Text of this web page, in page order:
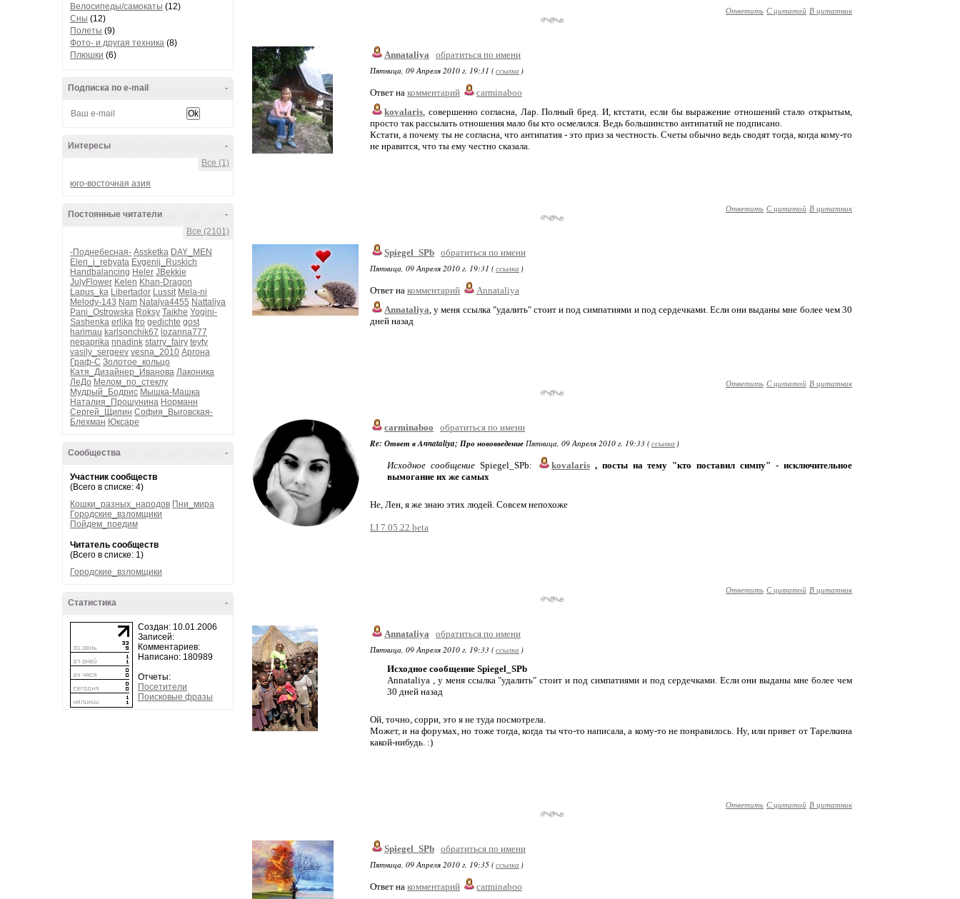
Велосипеды/самокаты (12)
Сны (12)
Полеты (9)
Фото- и другая техника (8)
Плюшки (6)
-
Подписка по e-mail
-
Интересы
Все (1)
юго-восточная азия
-
Постоянные читатели
Все (2101)
-Поднебесная- Assketka DAY_MEN
Elen_i_rebyata Evgenij_Ruskich
Handbalancing Heler JBekkie
JulyFlower Kelen Khan-Dragon
Lapus_ka Libertador Lussit Mela-ni
Melody-143 Nam Natalya4455 Nattaliya
Pani_Ostrowska Roksy Taikhe Yogini-
Sashenka erlika fro gedichte gost
harimau karlsonchik67 lozanna777
nepaprika nnadink starry_fairy teyty
vasily_sergeev vesna_2010 Аргона
Граф-С Золотое_кольцо
Катя_Дизайнер_Иванова Лаконика
ЛеДо Мелом_по_стеклу
Мудрый_Бодрис Мышка-Машка
Наталия_Прошунина Норманн
Сергей_Щипин София_Выговская-
Блехман Юксаре
-
Сообщества
Участник сообществ
(Всего в списке: 4)
Кошки_разных_народов Пни_мира
Городские_взломщики
Пойдем_поедим
Читатель сообществ
(Всего в списке: 1)
Городские_взломщики
-
Статистика
Создан: 10.01.2006
Записей:
Комментариев:
Написано: 180989
Отчеты:
Посетители
Поисковые фразы
Ответить С цитатой В цитатник
Annataliya
обратиться по имени
Пятница, 09 Апреля 2010 г. 19:31 (ссылка )
Ответ на комментарий
carminaboo
kovalaris, совершенно согласна, Лар. Полный бред. И, ктстати, если бы выражение отношений стало открытым,
просто так рассылать отношения мало бы кто осмелился. Ведь большинство антипатий не подписано.
Кстати, а почему ты не согласна, что антипатия - это приз за честность. Счеты обычно ведь сводят тогда, когда кому-то
не нравится, что ты ему честно сказала.
Ответить С цитатой В цитатник
Spiegel_SPb обратиться по имени
Пятница, 09 Апреля 2010 г. 19:31 (ссылка )
Ответ на комментарий
Annataliya
Annataliya, у меня ссылка "удалить" стоит и под симпатиями и под сердечками. Если они выданы мне более чем 30
дней назад
Ответить С цитатой В цитатник
carminaboo обратиться по имени
Re: Ответ в Annataliya; Про нововведение Пятница, 09 Апреля 2010 г. 19:33 (ссылка )
Исходное сообщение Spiegel_SPb: kovalaris, посты на тему "кто поставил симпу" - исключительное
вымогание их же самых
Не, Лен, я же знаю этих людей. Совсем непохоже
LI 7.05.22 beta
Ответить С цитатой В цитатник
Annataliya
обратиться по имени
Пятница, 09 Апреля 2010 г. 19:33 (ссылка )
Исходное сообщение Spiegel_SPb
Annataliya , у меня ссылка "удалить" стоит и под симпатиями и под сердечками. Если они выданы мне более чем
30 дней назад
Ой, точно, сорри, это я не туда посмотрела.
Может, и на форумах, но тоже тогда, когда ты что-то написала, а кому-то не понравилось. Ну, или привет от Тарелкина
какой-нибудь. :)
Ответить С цитатой В цитатник
Spiegel_SPb обратиться по имени
Пятница, 09 Апреля 2010 г. 19:35 (ссылка )
Ответ на комментарий
carminaboo